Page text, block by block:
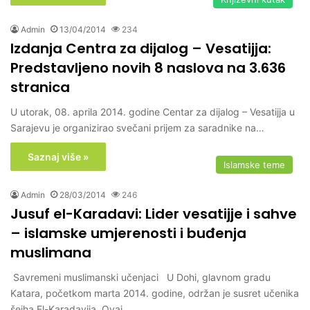
Admin 13/04/2014 234
Izdanja Centra za dijalog – Vesatijja:
Predstavljeno novih 8 naslova na 3.636
stranica
U utorak, 08. aprila 2014. godine Centar za dijalog – Vesatijja u
Sarajevu je organizirao svečani prijem za saradnike na…
Saznaj više »
Islamske teme
Admin 28/03/2014 246
Jusuf el-Karadavi: Lider vesatijje i sahve
– islamske umjerenosti i buđenja
muslimana
Savremeni muslimanski učenjaci U Dohi, glavnom gradu
Katara, početkom marta 2014. godine, održan je susret učenika